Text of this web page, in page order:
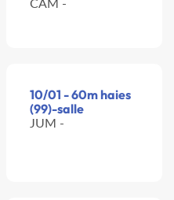
10/01 - 60m haies
(99)-salle
JUM -